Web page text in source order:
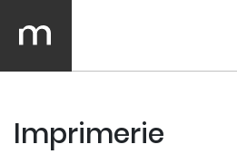
Imprimerie